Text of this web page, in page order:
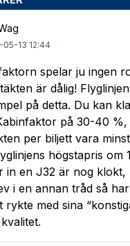
05-13 12:44
spelar ju ingen
är dålig!
på detta. Du kan
på 30-40 %,
per biljett vara
högstapris om
in en J32 är nog klokt,
i en annan tråd så
rykte med sina